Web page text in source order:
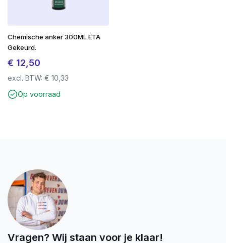
Chemische anker 300ML ETA
Gekeurd.
€ 12,50
excl. BTW: € 10,33
Op voorraad
Vragen? Wij staan voor je klaar!